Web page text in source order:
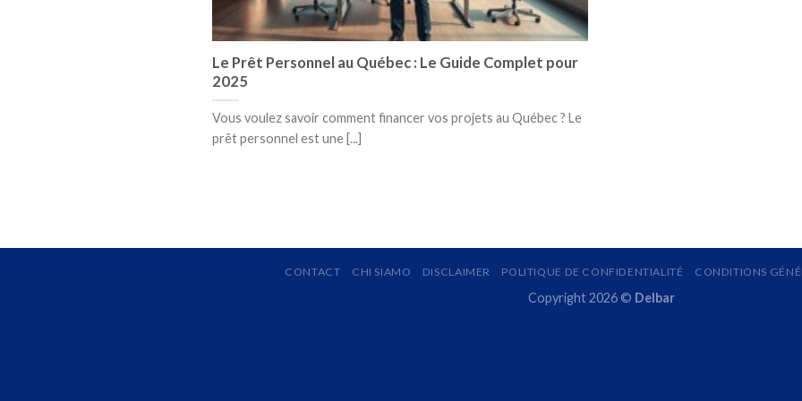
Le Prêt Personnel au Québec : Le Guide Complet pour
2025
Vous voulez savoir comment financer vos projets au Québec ? Le
prêt personnel est une [...]
CONTACT CHI SIAMO DISCLAIMER POLITIQUE DE CONFIDENTIALITÉ CONDITIONS
Copyright 2026 © Delbar